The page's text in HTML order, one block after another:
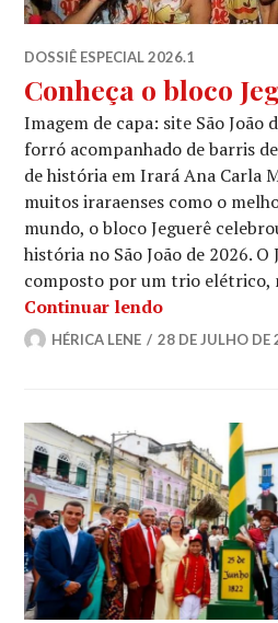
DOSSIÊ ESPECIAL 2026.1
Conheça o bloco
Imagem de capa: site São João
forró acompanhado de barris
de história em Irará Ana Carla
muitos iraraenses como o
mundo, o bloco Jeguerê
história no São João de 2026. O
composto por um trio
Continuar lendoConheça o
HÉRICA LENE 28 DE JULHO DE